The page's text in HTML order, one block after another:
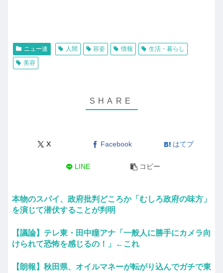
ニュー速 人間 容姿 情報
生活・暮らし
美容
X Facebook はてブ
LINE コピー
本物のスパイ、政府批判どころか「むしろ政府の味方」
を演じて潜伏することが判明
【議論】テレ東・田中瞳アナ「一般人に勝手にカメラ向
けられて恐怖を感じるの！」←これ
【朗報】秋田県、オイルマネーが転がり込んでガチで東